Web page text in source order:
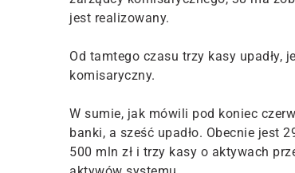
jest realizowany.
Od tamtego czasu trzy kasy upadły,
komisaryczny.
W sumie, jak mówili pod koniec
banki, a sześć upadło. Obecnie jest
500 mln zł i trzy kasy o aktywach